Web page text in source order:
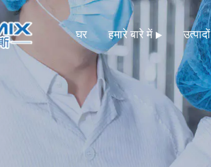
घर हमारे बारे में उत्पादों